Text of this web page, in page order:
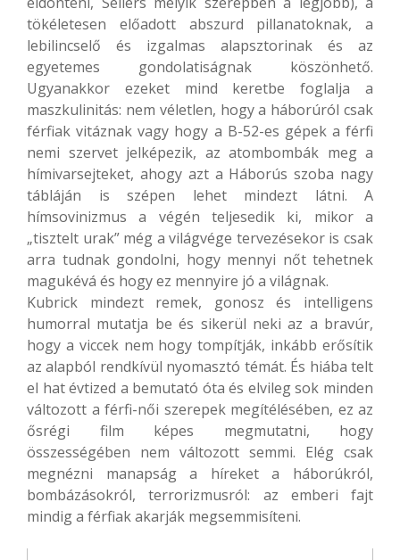
tökéletesen előadott abszurd pillanatoknak, a
lebilincselő és izgalmas alapsztorinak és az
egyetemes gondolatiságnak köszönhető.
Ugyanakkor ezeket mind keretbe foglalja a
maszkulinitás: nem véletlen, hogy a háborúról csak
férfiak vitáznak vagy hogy a B-52-es gépek a férfi
nemi szervet jelképezik, az atombombák meg a
hímivarsejteket, ahogy azt a Háborús szoba nagy
tábláján is szépen lehet mindezt látni. A
hímsovinizmus a végén teljesedik ki, mikor a
„tisztelt urak” még a világvége tervezésekor is csak
arra tudnak gondolni, hogy mennyi nőt tehetnek
magukévá és hogy ez mennyire jó a világnak.
Kubrick mindezt remek, gonosz és intelligens
humorral mutatja be és sikerül neki az a bravúr,
hogy a viccek nem hogy tompítják, inkább erősítik
az alapból rendkívül nyomasztó témát. És hiába telt
el hat évtized a bemutató óta és elvileg sok minden
változott a férfi-női szerepek megítélésében, ez az
ősrégi film képes megmutatni, hogy
összességében nem változott semmi. Elég csak
megnézni manapság a híreket a háborúkról,
bombázásokról, terrorizmusról: az emberi fajt
mindig a férfiak akarják megsemmisíteni.